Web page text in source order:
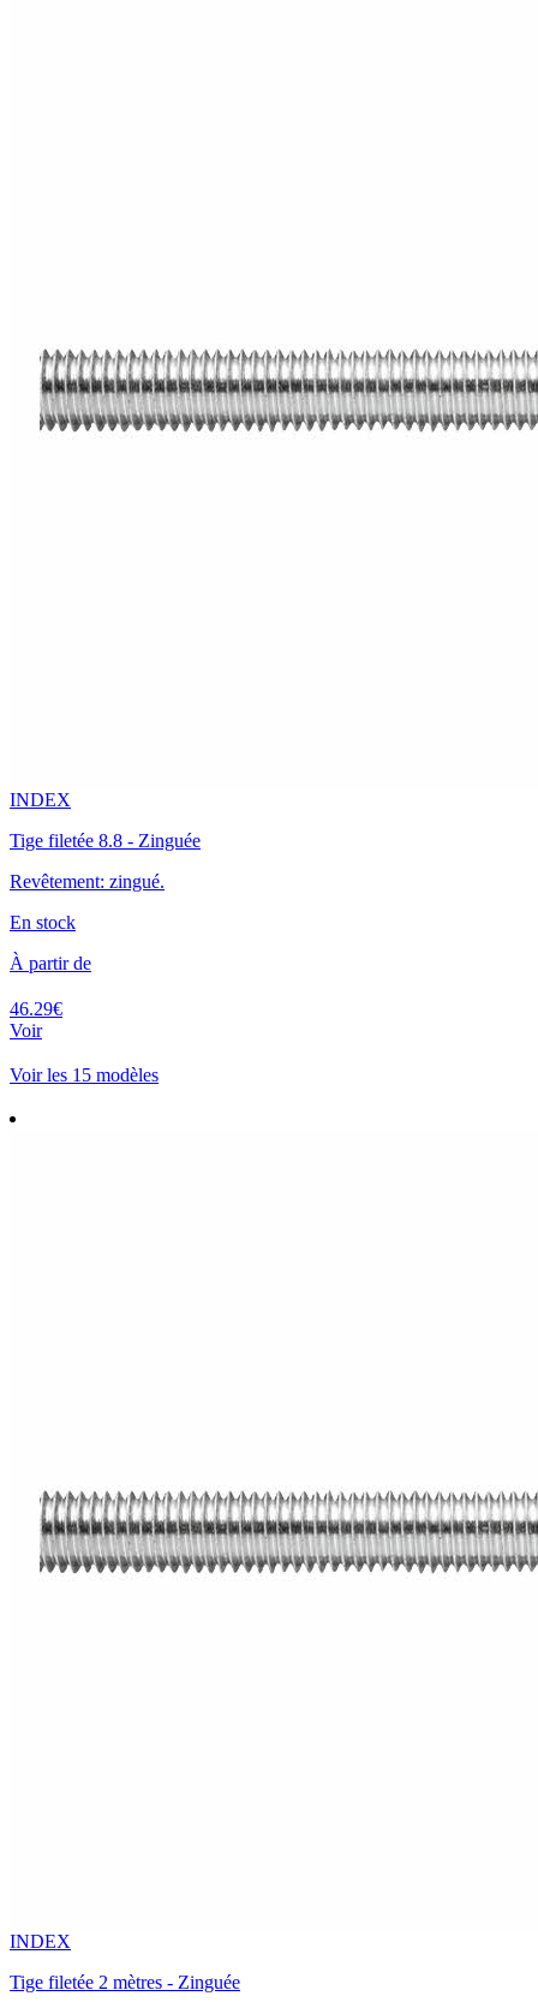
INDEX
Tige filetée 8.8 - Zinguée
Revêtement: zingué.
En stock
À partir de
46.29€
Voir
Voir les 15 modèles
INDEX
Tige filetée 2 mètres - Zinguée